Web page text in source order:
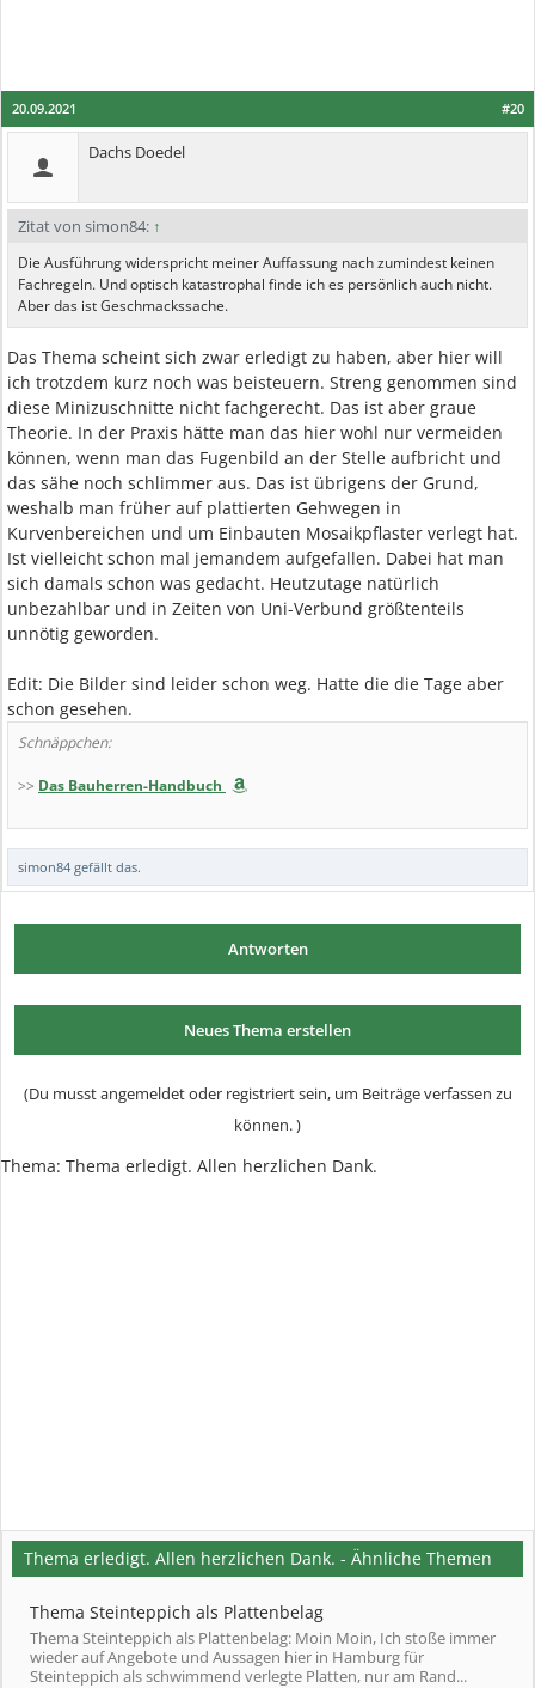
#20
20.09.2021
Dachs Doedel
Zitat von simon84: ↑
Die Ausführung widerspricht meiner Auffassung nach zumindest keinen
Fachregeln. Und optisch katastrophal finde ich es persönlich auch nicht.
Aber das ist Geschmackssache.
Das Thema scheint sich zwar erledigt zu haben, aber hier will
ich trotzdem kurz noch was beisteuern. Streng genommen sind
diese Minizuschnitte nicht fachgerecht. Das ist aber graue
Theorie. In der Praxis hätte man das hier wohl nur vermeiden
können, wenn man das Fugenbild an der Stelle aufbricht und
das sähe noch schlimmer aus. Das ist übrigens der Grund,
weshalb man früher auf plattierten Gehwegen in
Kurvenbereichen und um Einbauten Mosaikpflaster verlegt hat.
Ist vielleicht schon mal jemandem aufgefallen. Dabei hat man
sich damals schon was gedacht. Heutzutage natürlich
unbezahlbar und in Zeiten von Uni-Verbund größtenteils
unnötig geworden.
Edit: Die Bilder sind leider schon weg. Hatte die die Tage aber
schon gesehen.
Schnäppchen:
>> Das Bauherren-Handbuch
simon84 gefällt das.
Antworten
Neues Thema erstellen
(Du musst angemeldet oder registriert sein, um Beiträge verfassen zu
können. )
Thema: Thema erledigt. Allen herzlichen Dank.
Thema erledigt. Allen herzlichen Dank. - Ähnliche Themen
Thema Steinteppich als Plattenbelag
Thema Steinteppich als Plattenbelag: Moin Moin, Ich stoße immer
wieder auf Angebote und Aussagen hier in Hamburg für
Steinteppich als schwimmend verlegte Platten, nur am Rand...